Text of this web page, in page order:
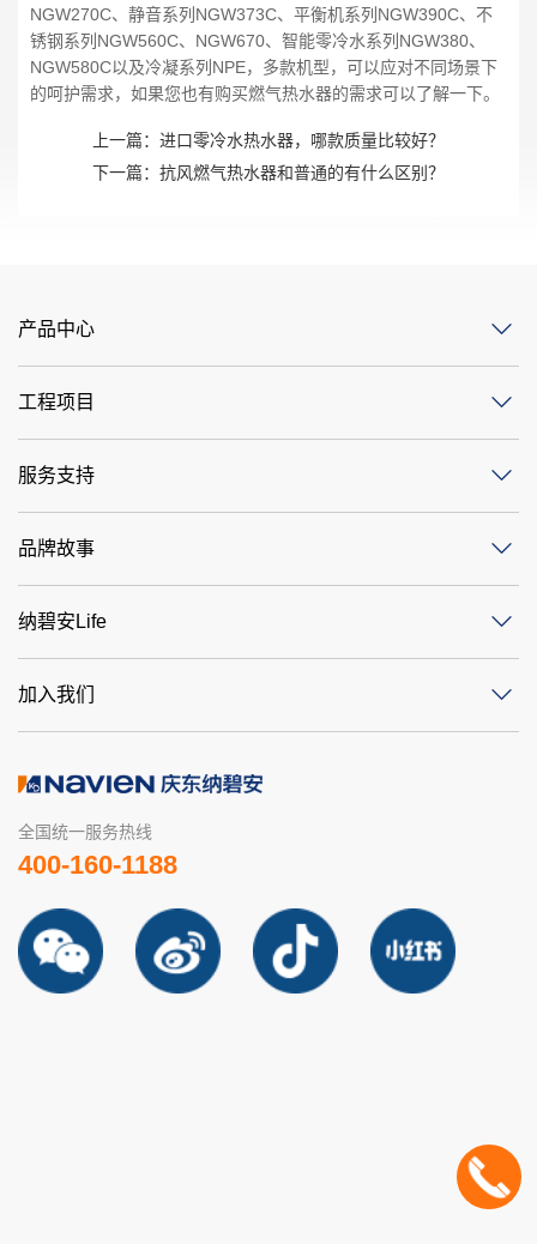
NGW270C、静音系列NGW373C、平衡机系列NGW390C、不
锈钢系列NGW560C、NGW670、智能零冷水系列NGW380、
NGW580C以及冷凝系列NPE，多款机型，可以应对不同场景下
的呵护需求，如果您也有购买燃气热水器的需求可以了解一下。
上一篇： 进口零冷水热水器，哪款质量比较好？
下一篇： 抗风燃气热水器和普通的有什么区别？
产品中心
工程项目
服务支持
品牌故事
纳碧安Life
加入我们
全国统一服务热线
400-160-1188